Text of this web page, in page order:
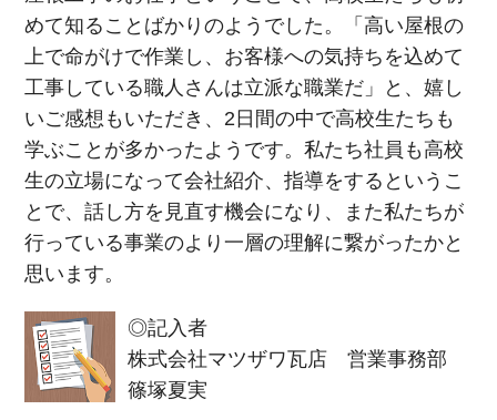
めて知ることばかりのようでした。「高い屋根の
上で命がけで作業し、お客様への気持ちを込めて
工事している職人さんは立派な職業だ」と、嬉し
いご感想もいただき、2日間の中で高校生たちも
学ぶことが多かったようです。私たち社員も高校
生の立場になって会社紹介、指導をするというこ
とで、話し方を見直す機会になり、また私たちが
行っている事業のより一層の理解に繋がったかと
思います。
◎記入者
株式会社マツザワ瓦店 営業事務部
篠塚夏実